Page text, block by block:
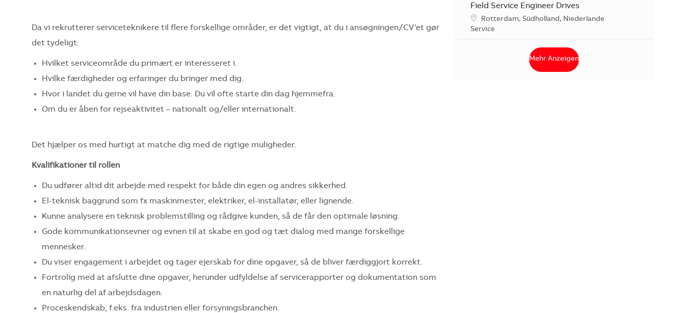
Da vi rekrutterer serviceteknikere til flere forskellige områder, er det vigtigt, at du i ansøgningen/CV’et gør
det tydeligt:
Hvilket serviceområde du primært er interesseret i.
Hvilke færdigheder og erfaringer du bringer med dig.
Hvor i landet du gerne vil have din base. Du vil ofte starte din dag hjemmefra.
Om du er åben for rejseaktivitet – nationalt og/eller internationalt.
Det hjælper os med hurtigt at matche dig med de rigtige muligheder.
Kvalifikationer til rollen
Du udfører altid dit arbejde med respekt for både din egen og andres sikkerhed.
El-teknisk baggrund som fx maskinmester, elektriker, el-installatør, eller lignende.
Kunne analysere en teknisk problemstilling og rådgive kunden, så de får den optimale løsning.
Gode kommunikationsevner og evnen til at skabe en god og tæt dialog med mange forskellige
mennesker.
Du viser engagement i arbejdet og tager ejerskab for dine opgaver, så de bliver færdiggjort korrekt.
Fortrolig med at afslutte dine opgaver, herunder udfyldelse af servicerapporter og dokumentation som
en naturlig del af arbejdsdagen.
Proceskendskab, f.eks. fra industrien eller forsyningsbranchen.
Field Service Engineer Drives
Standort
Rotterdam, Südholland, Niederlande
Kategorie
Service
Mehr Anzeigen